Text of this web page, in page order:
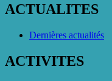
ACTUALITES
Dernières actualités
ACTIVITES